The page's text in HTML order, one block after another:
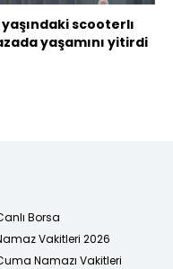
yaşındaki scooterlı
yaşamını yitirdi
Borsa
Vakitleri 2026
Namazı Vakitleri